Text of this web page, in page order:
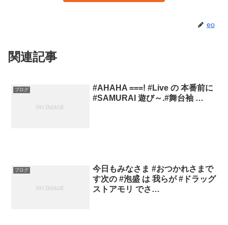
eo
関連記事
ブログ
#AHAHA ===! #Live の 本番前に
#SAMURAI 遊び～.#舞台袖 …
ブログ
今日もみなさま #おつかれさまで
す次の #泡盛 は 我らが #ドラッグ
ストアモリ でさ…